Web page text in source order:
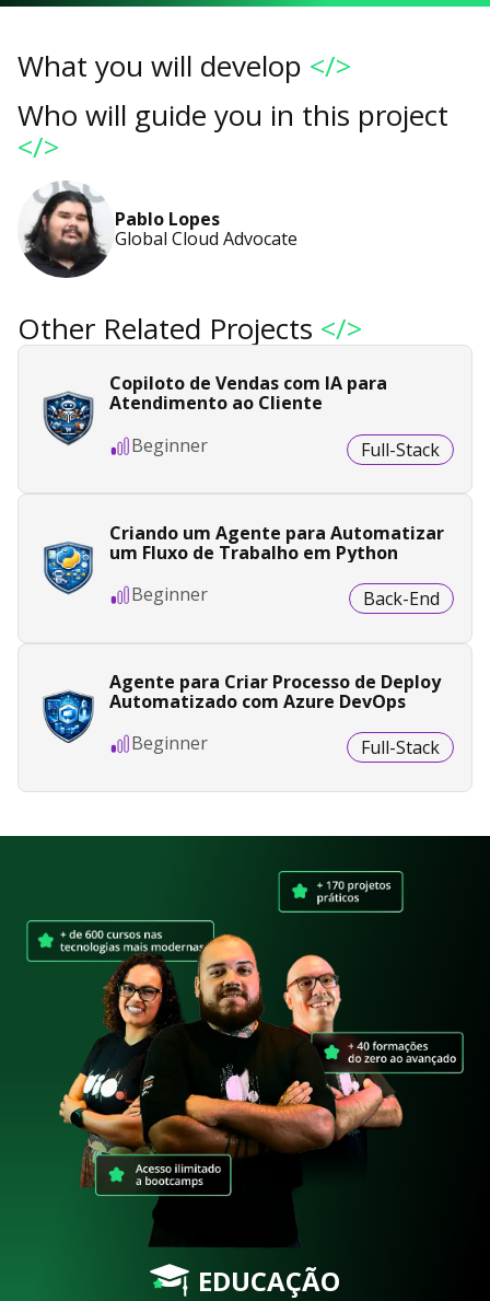
What you will develop </>
Who will guide you in this project
</>
Pablo Lopes
Global Cloud Advocate
Other Related Projects </>
Copiloto de Vendas com IA para
Atendimento ao Cliente
Beginner
Full-Stack
Criando um Agente para Automatizar
um Fluxo de Trabalho em Python
Beginner
Back-End
Agente para Criar Processo de Deploy
Automatizado com Azure DevOps
Beginner
Full-Stack
EDUCAÇÃO